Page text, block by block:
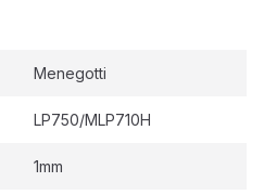
Menegotti
LP750/MLP710H
1mm